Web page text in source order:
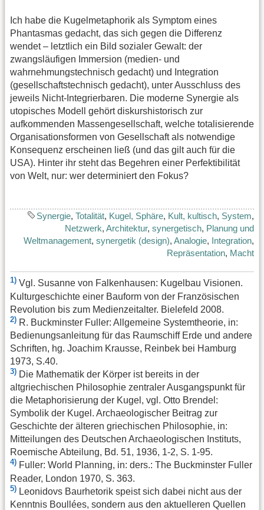
Ich habe die Kugelmetaphorik als Symptom eines
Phantasmas gedacht, das sich gegen die Differenz
wendet – letztlich ein Bild sozialer Gewalt: der
zwangsläufigen Immersion (medien- und
wahrnehmungstechnisch gedacht) und Integration
(gesellschaftstechnisch gedacht), unter Ausschluss des
jeweils Nicht-Integrierbaren. Die moderne Synergie als
utopisches Modell gehört diskurshistorisch zur
aufkommenden Massengesellschaft, welche totalisierende
Organisationsformen von Gesellschaft als notwendige
Konsequenz erscheinen ließ (und das gilt auch für die
USA). Hinter ihr steht das Begehren einer Perfektibilität
von Welt, nur: wer determiniert den Fokus?
Synergie, Totalität, Kugel, Sphäre, Kult, kultisch, System,
Netzwerk, Architektur, synergetisch, Planung und
Weltmanagement, synergetik (design), Analogie, Integration,
Repräsentation, Macht
1) Vgl. Susanne von Falkenhausen: Kugelbau Visionen.
Kulturgeschichte einer Bauform von der Französischen
Revolution bis zum Medienzeitalter. Bielefeld 2008.
2) R. Buckminster Fuller: Allgemeine Systemtheorie, in:
Bedienungsanleitung für das Raumschiff Erde und andere
Schriften, hg. Joachim Krausse, Reinbek bei Hamburg
1973, S.40.
3) Die Mathematik der Körper ist bereits in der
altgriechischen Philosophie zentraler Ausgangspunkt für
die Metaphorisierung der Kugel, vgl. Otto Brendel:
Symbolik der Kugel. Archaeologischer Beitrag zur
Geschichte der älteren griechischen Philosophie, in:
Mitteilungen des Deutschen Archaeologischen Instituts,
Roemische Abteilung, Bd. 51, 1936, 1-2, S. 1-95.
4) Fuller: World Planning, in: ders.: The Buckminster Fuller
Reader, London 1970, S. 363.
5) Leonidovs Baurhetorik speist sich dabei nicht aus der
Kenntnis Boullées, sondern aus den aktuelleren Quellen